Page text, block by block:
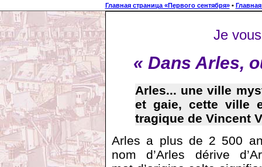
Главная страница «Первого сентября»•
Je
« Dans Arles,
Arles... une ville
et gaie, cette ville
tragique de Vincent
Arles a plus de 2 500
nom d’Arles dérive